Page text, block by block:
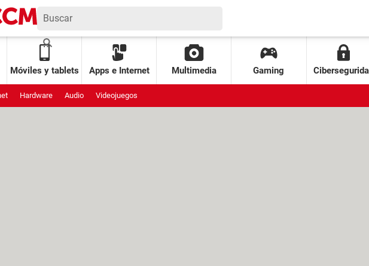
Móviles y tablets Apps e Internet Multimedia Gaming
Hardware Audio Videojuegos